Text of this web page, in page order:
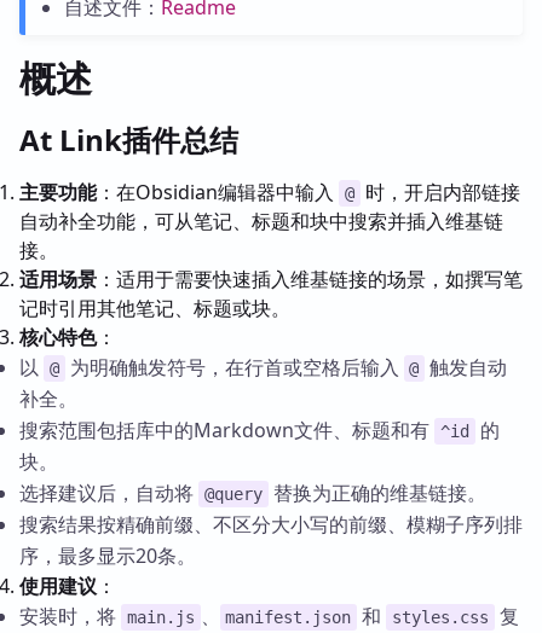
自述文件： Readme
概述
At Link插件总结
主要功能：在Obsidian编辑器中输入 @
时，开启内部链接
自动补全功能，可从笔记、标题和块中搜索并插入维基链
接。
适用场景 ：适用于需要快速插入维基链接的场景，如撰写笔
记时引用其他笔记、标题或块。
核心特色：
以
@ 为明确触发符号，在行首或空格后输入 @ 触发自动
补全。
搜索范围包括库中的Markdown文件、标题和有 ^id
的
块。
选择建议后，自动将 @query
替换为正确的维基链接。
搜索结果按精确前缀、不区分大小写的前缀、模糊子序列排
序，最多显示20条。
使用建议 ：
安装时，将 main.js 、 manifest.json 和 styles.css
复